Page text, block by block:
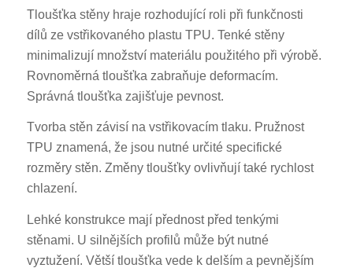
Tloušťka stěny hraje rozhodující roli při funkčnosti
dílů ze vstřikovaného plastu TPU. Tenké stěny
minimalizují množství materiálu použitého při výrobě.
Rovnoměrná tloušťka zabraňuje deformacím.
Správná tloušťka zajišťuje pevnost.
Tvorba stěn závisí na vstřikovacím tlaku. Pružnost
TPU znamená, že jsou nutné určité specifické
rozměry stěn. Změny tloušťky ovlivňují také rychlost
chlazení.
Lehké konstrukce mají přednost před tenkými
stěnami. U silnějších profilů může být nutné
vyztužení. Větší tloušťka vede k delším a pevnějším